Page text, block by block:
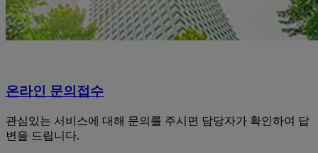
온라인 문의접수
관심있는 서비스에 대해 문의를 주시면 담당자가 확인하여 답
변을 드립니다.